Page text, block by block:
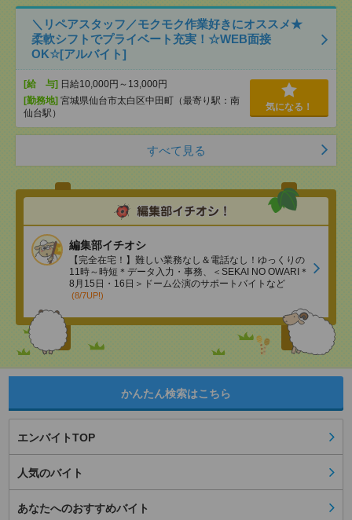
＼リペアスタッフ／モクモク作業好きにオススメ★
柔軟シフトでプライベート充実！☆WEB面接
OK☆[アルバイト]
[給 与] 日給10,000円～13,000円
[勤務地] 宮城県仙台市太白区中田町（最寄り駅：南
仙台駅）
気になる！
すべて見る
編集部イチオシ
【完全在宅！】難しい業務なし＆電話なし！ゆっくりの
11時～時短＊データ入力・事務、＜SEKAI NO OWARI＊
8月15日・16日＞ドーム公演のサポートバイトなど
(8/7UP!)
かんたん検索はこちら
エンバイトTOP
人気のバイト
あなたへのおすすめバイト